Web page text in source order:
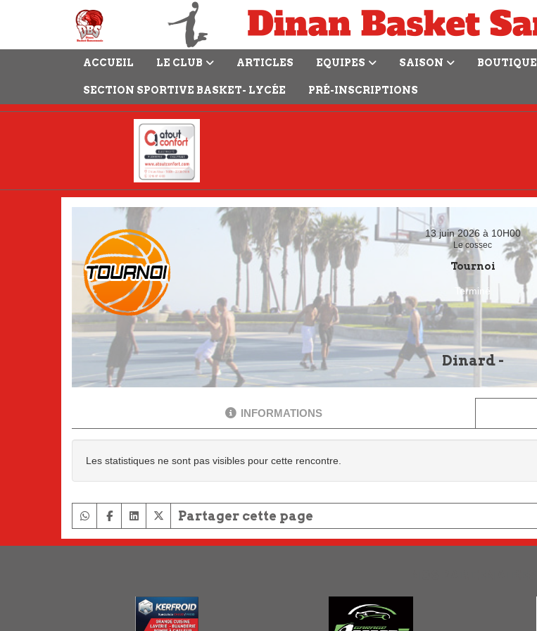
ACCUEIL LE CLUB ARTICLES EQUIPES SAISON BOUTIQUE
SECTION SPORTIVE BASKET- LYCÉE PRÉ-INSCRIPTIONS
13 juin 2026 à 10H00
Le cossec
Tournoi
Terminé
Dinard -
INFORMATIONS
Les statistiques ne sont pas visibles pour cette rencontre.
Partager cette page
Panneau de gestion des cookies